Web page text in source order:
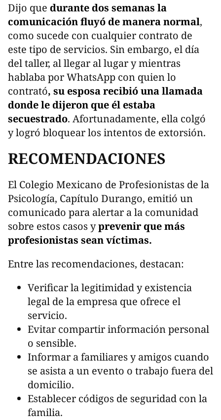
Dijo que durante dos semanas la
comunicación fluyó de manera normal,
como sucede con cualquier contrato de
este tipo de servicios. Sin embargo, el día
del taller, al llegar al lugar y mientras
hablaba por WhatsApp con quien lo
contrató, su esposa recibió una llamada
donde le dijeron que él estaba
secuestrado. Afortunadamente, ella colgó
y logró bloquear los intentos de extorsión.
RECOMENDACIONES
El Colegio Mexicano de Profesionistas de la
Psicología, Capítulo Durango, emitió un
comunicado para alertar a la comunidad
sobre estos casos yprevenir que más
profesionistas sean víctimas.
Entre las recomendaciones, destacan:
Verificar la legitimidad y existencia
legal de la empresa que ofrece el
servicio.
Evitar compartir información personal
o sensible.
Informar a familiares y amigos cuando
se asista a un evento o trabajo fuera del
domicilio.
Establecer códigos de seguridad con la
familia.